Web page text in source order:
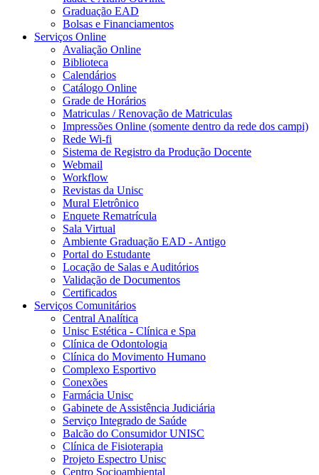
Graduação EAD
Bolsas e Financiamentos
Serviços Online
Avaliação Online
Biblioteca
Calendários
Catálogo Online
Grade de Horários
Matriculas / Renovação de Matriculas
Impressões Online (somente dentro da rede dos campi)
Rede Wi-fi
Sistema de Registro da Produção Docente
Webmail
Workflow
Revistas da Unisc
Mural Eletrônico
Enquete Rematrícula
Sala Virtual
Ambiente Graduação EAD - Antigo
Portal do Estudante
Locação de Salas e Auditórios
Validação de Documentos
Certificados
Serviços Comunitários
Central Analítica
Unisc Estética - Clínica e Spa
Clínica de Odontologia
Clínica do Movimento Humano
Complexo Esportivo
Conexões
Farmácia Unisc
Gabinete de Assistência Judiciária
Serviço Integrado de Saúde
Balcão do Consumidor UNISC
Clínica de Fisioterapia
Projeto Espectro Unisc
Centro Socioambiental